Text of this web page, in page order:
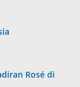
Rosé di